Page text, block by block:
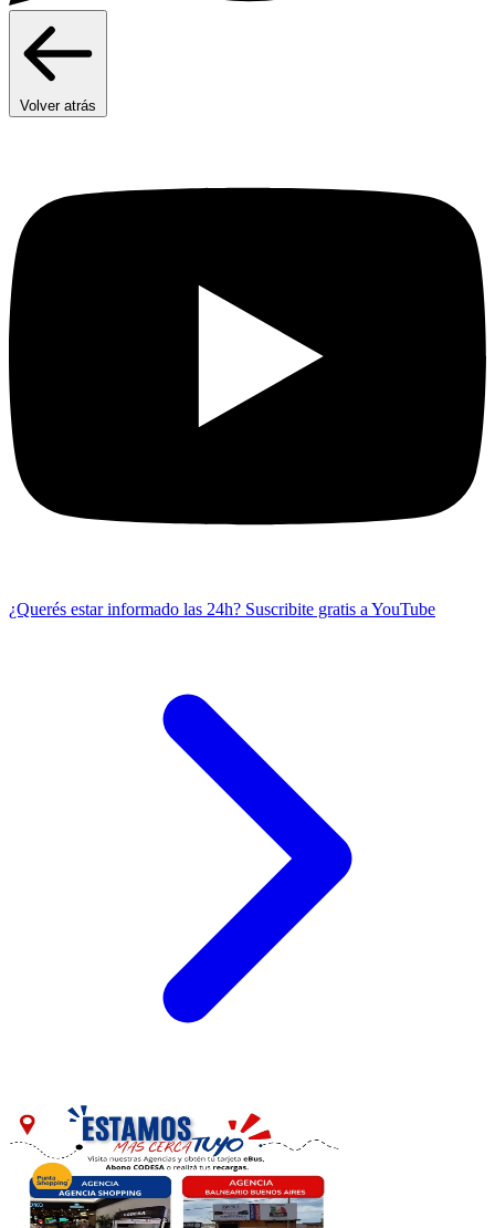
Volver atrás
¿Querés estar informado las 24h? Suscribite gratis a YouTube